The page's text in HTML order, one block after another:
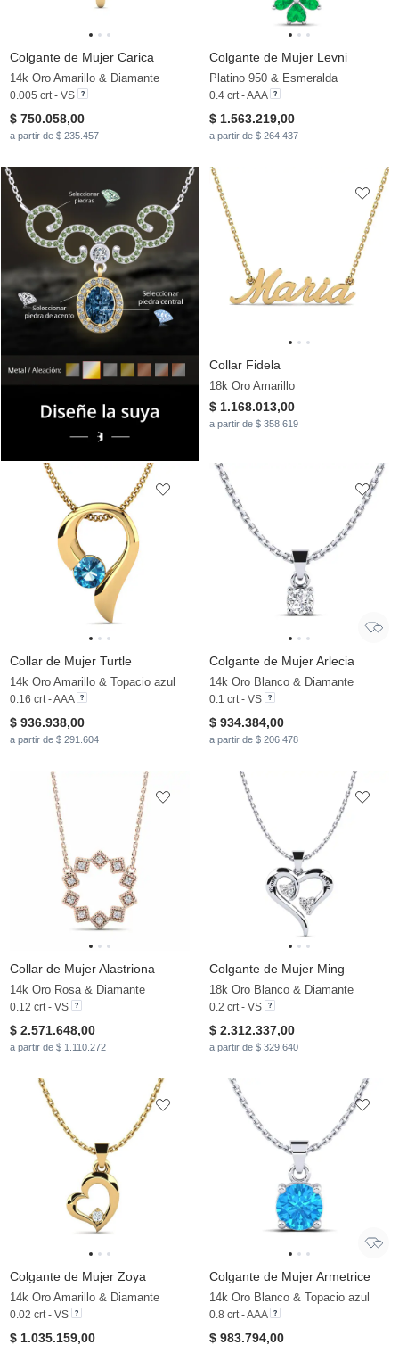
Colgante de Mujer Carica
14k Oro Amarillo & Diamante
0.005 crt - VS
$ 750.058,00
a partir de $ 235.457
Colgante de Mujer Levni
Platino 950 & Esmeralda
0.4 crt - AAA
$ 1.563.219,00
a partir de $ 264.437
Collar Fidela
18k Oro Amarillo
$ 1.168.013,00
a partir de $ 358.619
Collar de Mujer Turtle
14k Oro Amarillo & Topacio azul
0.16 crt - AAA
$ 936.938,00
a partir de $ 291.604
Colgante de Mujer Arlecia
14k Oro Blanco & Diamante
0.1 crt - VS
$ 934.384,00
a partir de $ 206.478
Collar de Mujer Alastriona
14k Oro Rosa & Diamante
0.12 crt - VS
$ 2.571.648,00
a partir de $ 1.110.272
Colgante de Mujer Ming
18k Oro Blanco & Diamante
0.2 crt - VS
$ 2.312.337,00
a partir de $ 329.640
Colgante de Mujer Zoya
14k Oro Amarillo & Diamante
0.02 crt - VS
$ 1.035.159,00
Colgante de Mujer Armetrice
14k Oro Blanco & Topacio azul
0.8 crt - AAA
$ 983.794,00